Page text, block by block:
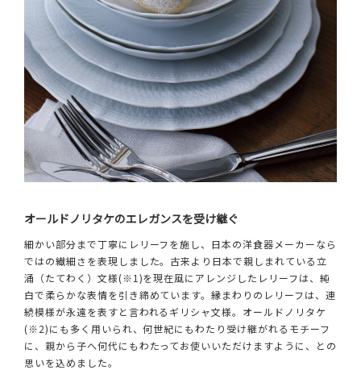
オールドノリタケのエレガンスを受け継ぐ
細かい部分まで丁寧にレリーフを施し、日本の洋食器メーカーなら
ではの繊細さを表現しました。古来より日本で親しまれている立
涌（たてわく）文様(※1)を現在風にアレンジしたレリーフは、純
白で柔らかな表情を引き締めています。縁まわりのレリーフは、連
続模様が永遠を表すと言われるギリシャ文様。オールドノリタケ
(※2)にも多く用いられ、何世紀にもわたり受け継がれるモチーフ
に、親から子へ何代にもわたってお使いいただけますように、との
思いを込めました。